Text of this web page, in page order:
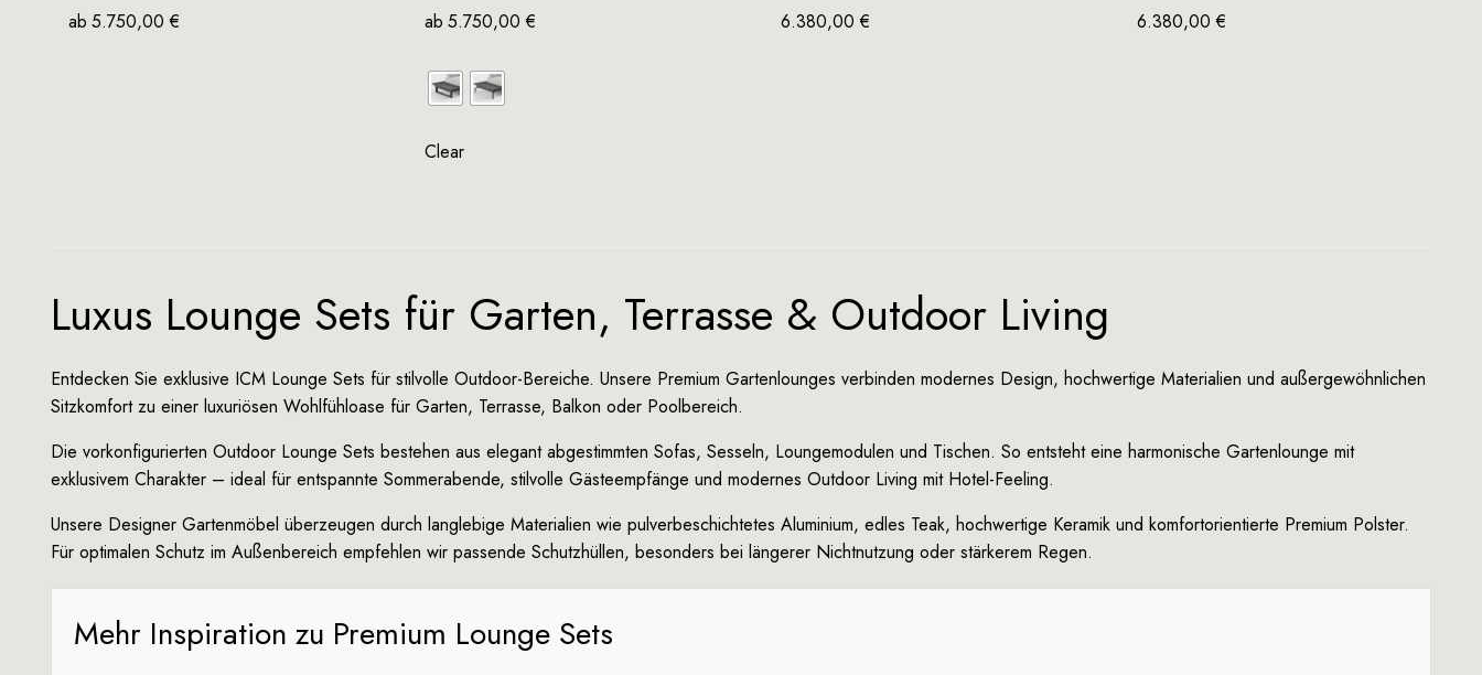
ab 5.750,00€ ab 5.750,00€
Clear
6.380,00€ 6.380,00€
Luxus Lounge Sets für Garten, Terrasse & Outdoor Living
Entdecken Sie exklusive ICM Lounge Sets für stilvolle Outdoor-Bereiche. Unsere Premium Gartenlounges verbinden modernes Design, hochwertige Materialien und außergewöhnlichen
Sitzkomfort zu einer luxuriösen Wohlfühloase für Garten, Terrasse, Balkon oder Poolbereich.
Die vorkonfigurierten Outdoor Lounge Sets bestehen aus elegant abgestimmten Sofas, Sesseln, Loungemodulen und Tischen. So entsteht eine harmonische Gartenlounge mit
exklusivem Charakter – ideal für entspannte Sommerabende, stilvolle Gästeempfänge und modernes Outdoor Living mit Hotel-Feeling.
Unsere Designer Gartenmöbel überzeugen durch langlebige Materialien wie pulverbeschichtetes Aluminium, edles Teak, hochwertige Keramik und komfortorientierte Premium Polster.
Für optimalen Schutz im Außenbereich empfehlen wir passende Schutzhüllen, besonders bei längerer Nichtnutzung oder stärkerem Regen.
Mehr Inspiration zu Premium Lounge Sets